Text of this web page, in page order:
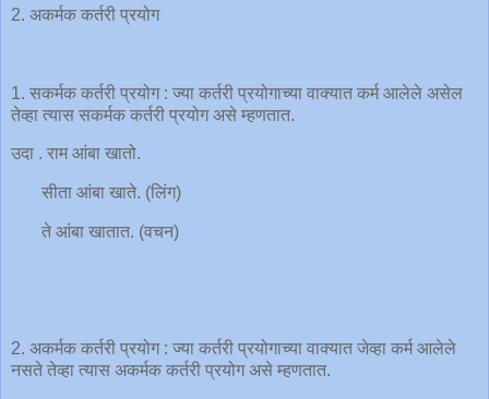
2. अकर्मक कर्तरी प्रयोग
1. सकर्मक कर्तरी प्रयोग : ज्या कर्तरी प्रयोगाच्या वाक्यात कर्म आलेले असेल
तेव्हा त्यास सकर्मक कर्तरी प्रयोग असे म्हणतात.
उदा . राम आंबा खातो.
सीता आंबा खाते. (लिंग)
ते आंबा खातात. (वचन)
2. अकर्मक कर्तरी प्रयोग : ज्या कर्तरी प्रयोगाच्या वाक्यात जेव्हा कर्म आलेले
नसते तेव्हा त्यास अकर्मक कर्तरी प्रयोग असे म्हणतात.